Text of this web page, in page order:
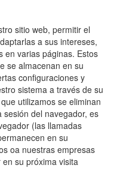
sitio web, permitir el
a sus intereses,
en varias páginas. Estos
se almacenan en su
configuraciones y
sistema a través de su
utilizamos se eliminan
del navegador, es
(las llamadas
en su
oa nuestras empresas
su próxima visita